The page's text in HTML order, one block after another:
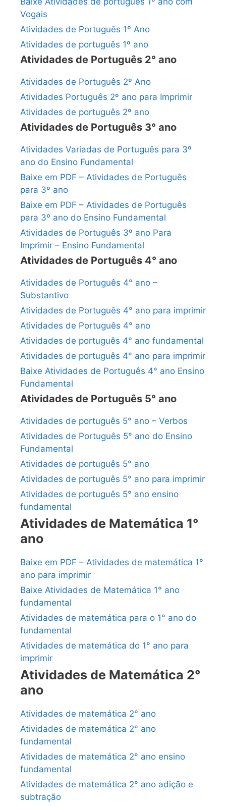
Vogais
Atividades de Português 1º Ano
Atividades de português 1º ano
Atividades de Português 2° ano
Atividades de Português 2º Ano
Atividades Português 2º ano para Imprimir
Atividades de português 2º ano
Atividades de Português 3° ano
Atividades Variadas de Português para 3º
ano do Ensino Fundamental
Baixe em PDF – Atividades de Português
para 3º ano
Baixe em PDF – Atividades de Português
para 3º ano do Ensino Fundamental
Atividades de Português 3º ano Para
Imprimir – Ensino Fundamental
Atividades de Português 4° ano
Atividades de Português 4° ano –
Substantivo
Atividades de Português 4° ano para imprimir
Atividades de Português 4° ano
Atividades de português 4° ano fundamental
Atividades de português 4° ano para imprimir
Baixe Atividades de Português 4° ano Ensino
Fundamental
Atividades de Português 5° ano
Atividades de português 5° ano – Verbos
Atividades de Português 5° ano do Ensino
Fundamental
Atividades de português 5° ano
Atividades de português 5° ano para imprimir
Atividades de português 5° ano ensino
fundamental
Atividades de Matemática 1°
ano
Baixe em PDF – Atividades de matemática 1°
ano para imprimir
Baixe Atividades de Matemática 1° ano
fundamental
Atividades de matemática para o 1° ano do
fundamental
Atividades de matemática do 1° ano para
imprimir
Atividades de Matemática 2°
ano
Atividades de matemática 2° ano
Atividades de matemática 2° ano
fundamental
Atividades de matemática 2° ano ensino
fundamental
Atividades de matemática 2° ano adição e
subtração